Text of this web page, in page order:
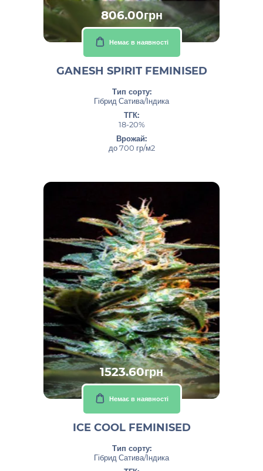
806.00грн
Немає в наявності
GANESH SPIRIT FEMINISED
Тип сорту:
Гібрид Сатива/Індика
ТГК:
18-20%
Врожай:
до 700 гр/м2
1523.60грн
Немає в наявності
ICE COOL FEMINISED
Тип сорту:
Гібрид Сатива/Індика